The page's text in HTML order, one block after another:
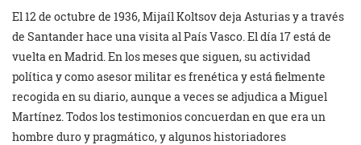
El 12 de octubre de 1936, Mijaíl Koltsov deja Asturias y a través
de Santander hace una visita al País Vasco. El día 17 está de
vuelta en Madrid. En los meses que siguen, su actividad
política y como asesor militar es frenética y está fielmente
recogida en su diario, aunque a veces se adjudica a Miguel
Martínez. Todos los testimonios concuerdan en que era un
hombre duro y pragmático, y algunos historiadores